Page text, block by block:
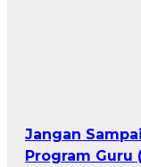
Jangan
Program Guru